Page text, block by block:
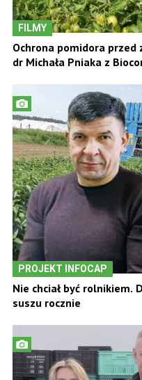
FILMY
Ochrona pomidora
dr Michała Pniaka z
PROJEKT INFOCAP
Nie chciał być rolnikiem.
suszu rocznie